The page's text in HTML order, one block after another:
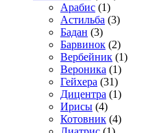
Арабис (1)
Астильба (3)
Бадан (3)
Барвинок (2)
Вербейник (1)
Вероника (1)
Гейхера (31)
Дицентра (1)
Ирисы (4)
Котовник (4)